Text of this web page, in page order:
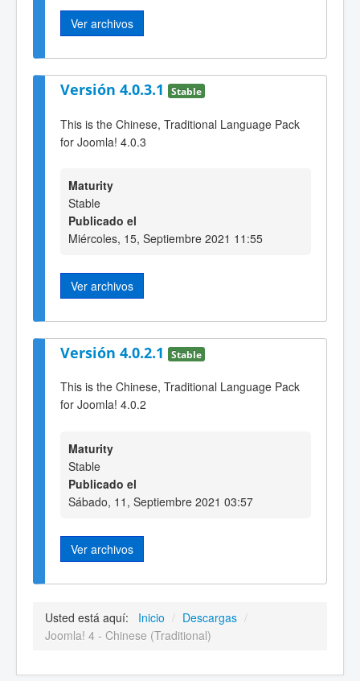
Ver archivos
Versión 4.0.3.1 Stable
This is the Chinese, Traditional Language Pack
for Joomla! 4.0.3
Maturity
Stable
Publicado el
Miércoles, 15, Septiembre 2021 11:55
Ver archivos
Versión 4.0.2.1 Stable
This is the Chinese, Traditional Language Pack
for Joomla! 4.0.2
Maturity
Stable
Publicado el
Sábado, 11, Septiembre 2021 03:57
Ver archivos
Usted está aquí: Inicio / Descargas /
Joomla! 4 - Chinese (Traditional)